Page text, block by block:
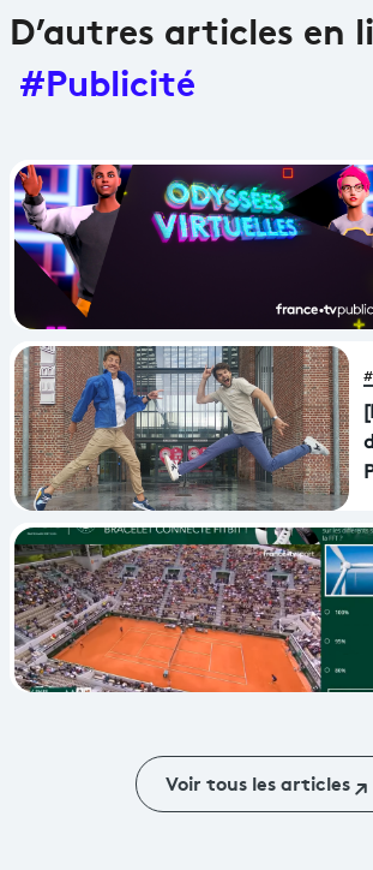
D’autres articles en
#Publicité
Voir tous les articles